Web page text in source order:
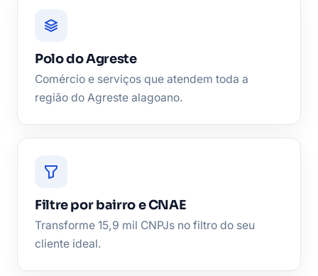
Polo do Agreste
Comércio e serviços que atendem toda a
região do Agreste alagoano.
Filtre por bairro e CNAE
Transforme 15,9 mil CNPJs no filtro do seu
cliente ideal.